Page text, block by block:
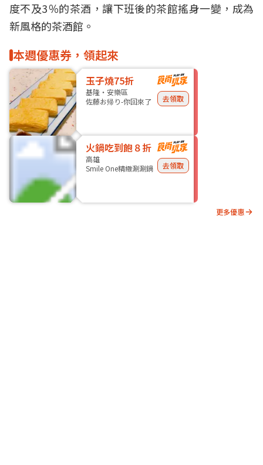
度不及3％的茶酒，讓下班後的茶館搖身一變，成為
新風格的茶酒館。
本週優惠券，領起來
玉子燒75折
基隆・安樂區
佐藤お帰り-你回來了
去領取
火鍋吃到飽８折
高雄
Smile One精緻涮涮鍋
去領取
更多優惠